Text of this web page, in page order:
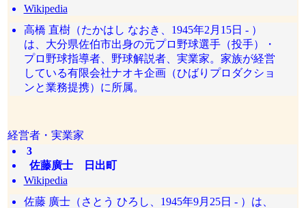
Wikipedia
高橋 直樹（たかはし なおき、1945年2月15日 - ）
は、大分県佐伯市出身の元プロ野球選手（投手）・
プロ野球指導者、野球解説者、実業家。家族が経営
している有限会社ナオキ企画（ひばりプロダクショ
ンと業務提携）に所属。
経営者・実業家
3
佐藤廣士 日出町
Wikipedia
佐藤 廣士（さとう ひろし、1945年9月25日 - ）は、